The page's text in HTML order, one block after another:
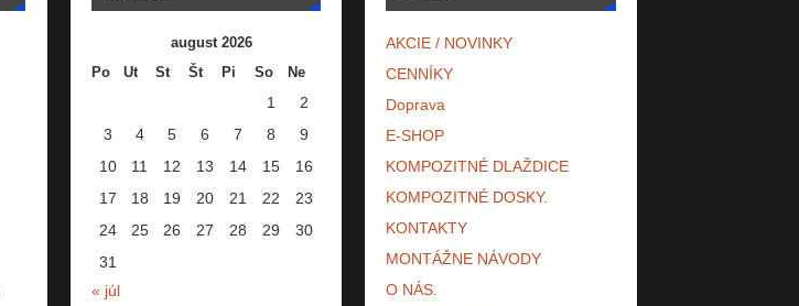
august 2026
Po
Ut St Št Pi So Ne
1
2
3
4 5 6 7 8
9
10
11 12 13 14 15
16
17
18 19 20 21 22
23
24
25 26 27 28 29
30
31
« júl
AKCIE / NOVINKY
CENNÍKY
Doprava
E-SHOP
KOMPOZITNÉ DLAŽDICE
KOMPOZITNÉ DOSKY.
KONTAKTY
MONTÁŽNE NÁVODY
O NÁS.